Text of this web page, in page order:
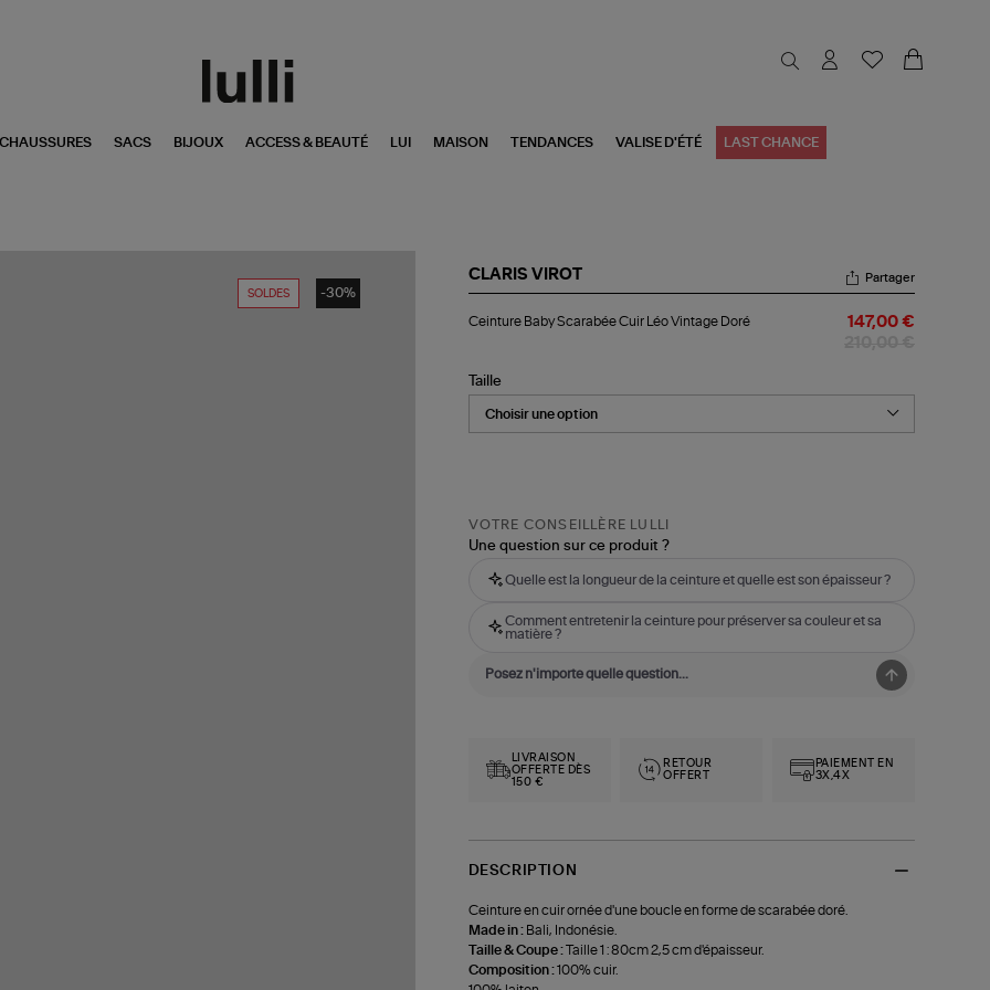
CHAUSSURES SACS BIJOUX ACCESS & BEAUTÉ LUI MAISON TENDANCES VALISE D'ÉTÉ LAST CHANCE
SOLDES -30%
CLARIS VIROT
Baby
Léo
Vintage
Doré
Partager
Ceinture Baby Scarabée Cuir Léo Vintage Doré 147,00 €
Taille
VOTRE CONSEILLÈRE LULLI
Une question sur ce produit ?
Quelle est la longueur de la ceinture et quelle est son épaisseur ?
Comment entretenir la ceinture pour préserver sa couleur et sa
matière ?
LIVRAISON
OFFERTE DÈS
150 €
RETOUR
OFFERT
PAIEMENT EN
3X,4X
DESCRIPTION
Ceinture en cuir ornée d'une boucle en forme de scarabée doré.
Made in : Bali, Indonésie.
Taille & Coupe :
Taille 1 : 80cm 2,5 cm d'épaisseur.
Composition :100% cuir.